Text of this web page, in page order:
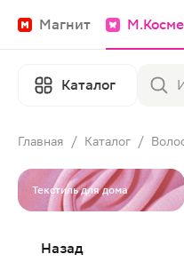
Магнит
Каталог
Главная / Каталог /
Текстиль для дома
Назад